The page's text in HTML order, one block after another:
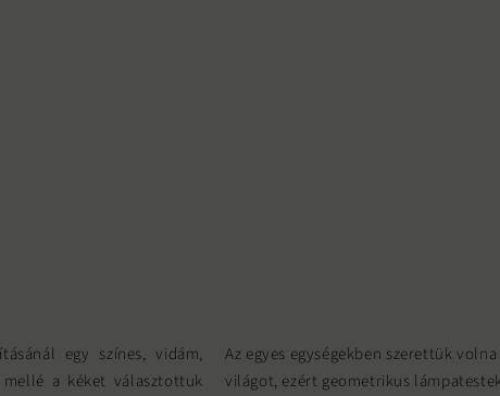
egy színes, vidám,
a kéket választottuk
Az egyes egységekben szerettük
világot, ezért geometrikus